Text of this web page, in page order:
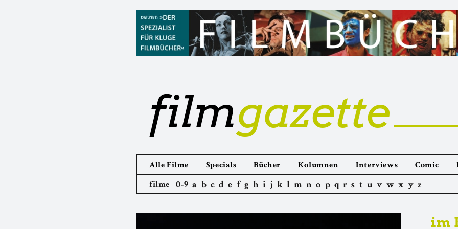
filmgazette
Alle Filme Specials Bücher Kolumnen Interviews Comic
filme 0-9 a b c d e f g h i j k l m n o p q r s t u v w x y z
im